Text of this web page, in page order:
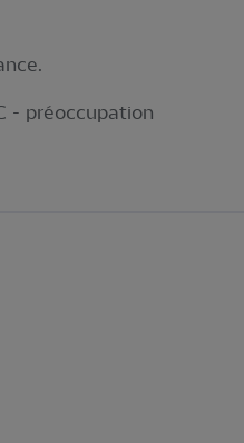
- préoccupation